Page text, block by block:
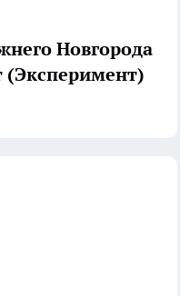
Новгорода
(Эксперимент)